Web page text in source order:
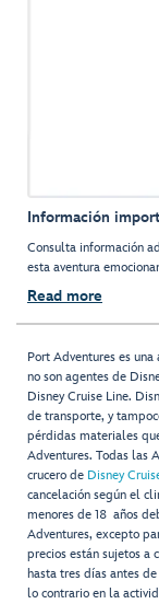
Información
Consulta información
esta aventura
Read more
Port Adventures es
no son agentes de
Disney Cruise Line.
de transporte, y
pérdidas materiales
Adventures. Todas las
crucero de Disney
cancelación según el
menores de 18 años
Adventures, excepto
precios están sujetos a
hasta tres días antes
lo contrario en la